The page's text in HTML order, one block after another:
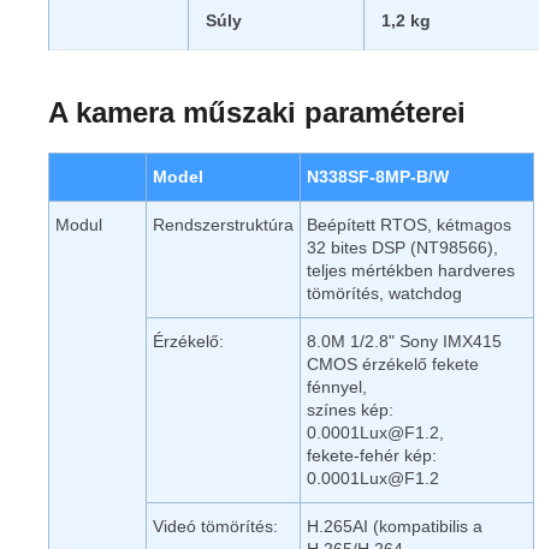
Súly 1,2 kg
A kamera műszaki paraméterei
Model N338SF-8MP-B/W
Modul Rendszerstruktúra
Beépített RTOS, kétmagos
32 bites DSP (NT98566),
teljes mértékben hardveres
tömörítés, watchdog
Érzékelő:
8.0M 1/2.8" Sony IMX415
CMOS érzékelő fekete
fénnyel,
színes kép:
0.0001Lux@F1.2,
fekete-fehér kép:
0.0001Lux@F1.2
Videó tömörítés:
H.265AI (kompatibilis a